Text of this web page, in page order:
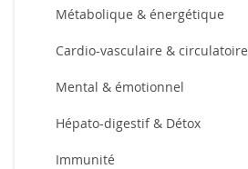
Métabolique & énergétique
Cardio-vasculaire & circulatoire
Mental & émotionnel
Hépato-digestif & Détox
Immunité